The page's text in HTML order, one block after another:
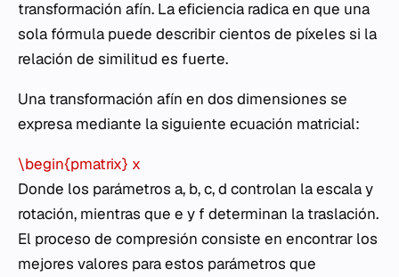
transformación afín. La eficiencia radica en que una
sola fórmula puede describir cientos de píxeles si la
relación de similitud es fuerte.
Una transformación afín en dos dimensiones se
expresa mediante la siguiente ecuación matricial:
\begin{pmatrix} x
Donde los parámetros a, b, c, d controlan la escala y
rotación, mientras que e y f determinan la traslación.
El proceso de compresión consiste en encontrar los
mejores valores para estos parámetros que